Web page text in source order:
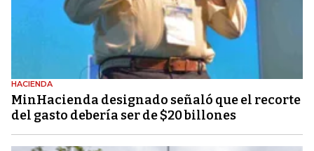
HACIENDA
MinHacienda designado señaló que el recorte
del gasto debería ser de $20 billones